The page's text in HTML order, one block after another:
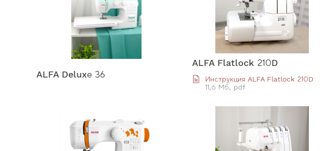
ALFA Deluxе 36
ALFA Flatlock 210D
Инструкция ALFA Flatlock 210D
11,6 Мб, pdf